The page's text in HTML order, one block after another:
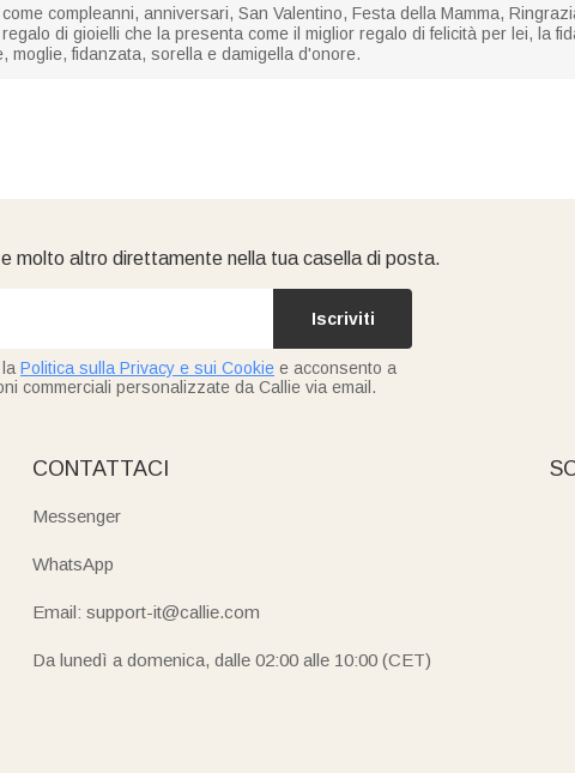
compleanni, anniversari, San Valentino, Festa della Mamma,
di gioielli che la presenta come il miglior regalo di felicità per lei, la
moglie, fidanzata, sorella e damigella d'onore.
e molto altro direttamente nella tua casella di posta.
Iscriviti
Politica sulla Privacy e sui Cookie e acconsento a
commerciali personalizzate da Callie via email.
CONTATTACI
Messenger
WhatsApp
Email: support-it@callie.com
Da lunedì a domenica, dalle 02:00 alle 10:00 (CET)